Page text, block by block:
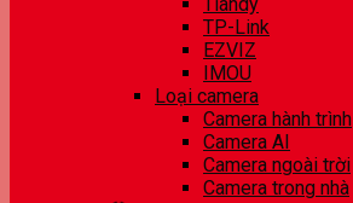
TP-Link
EZVIZ
IMOU
Loại camera
Camera hành trình
Camera AI
Camera ngoài trời
Camera trong nhà